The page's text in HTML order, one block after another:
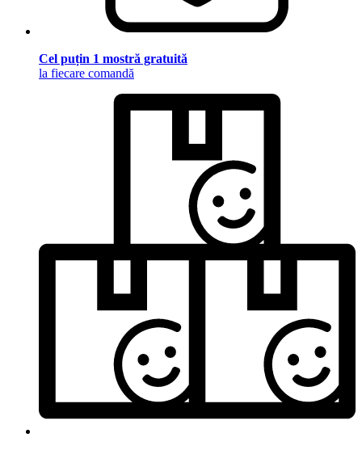
Cel puțin 1 mostră gratuită
la fiecare comandă